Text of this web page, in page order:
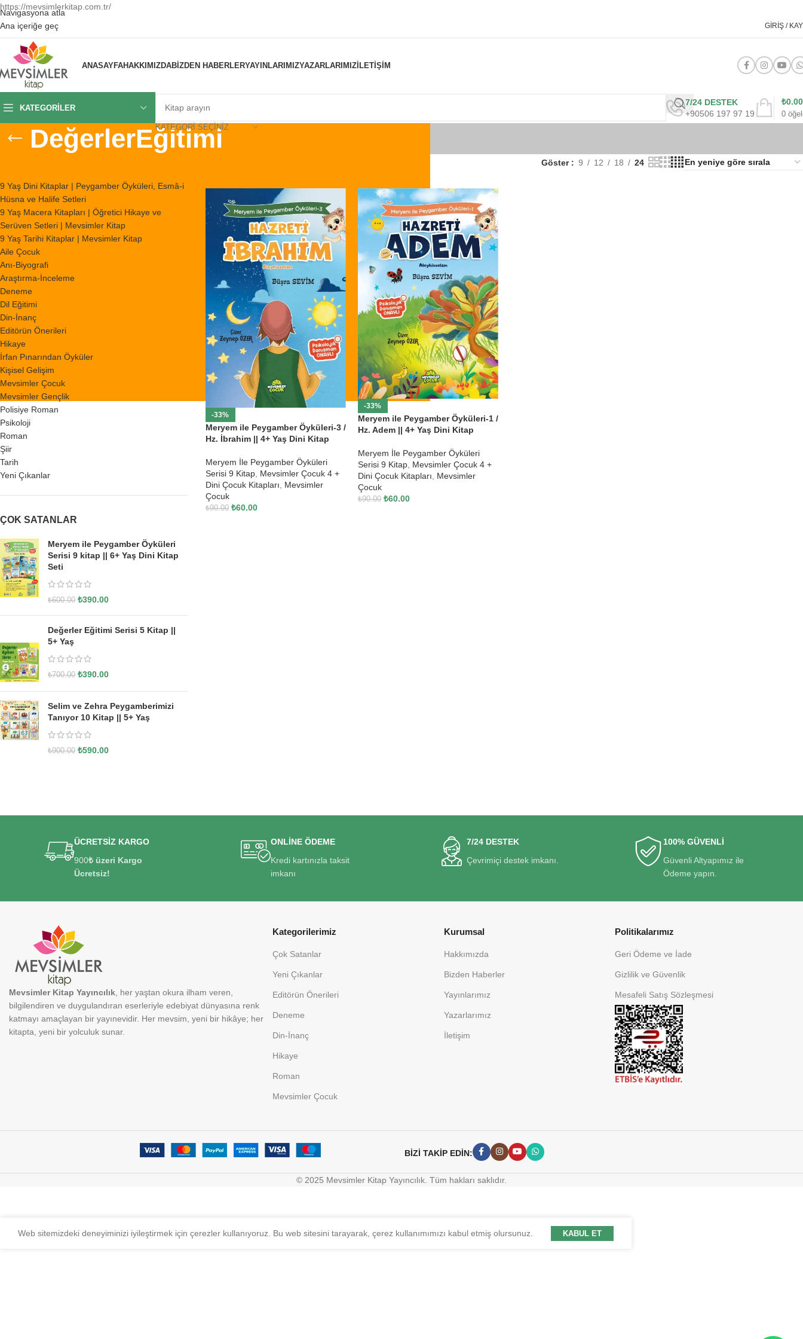
https://mevsimlerkitap.com.tr/
Navigasyona atla
Ana içeriğe geç
GIRIŞ /
ANASAYFAHAKKIMIZDABIZDEN HABERLERYAYINLARIMIZYAZARLARIMIZİLETIŞIM
KATEGORILER
KATEGORI SEÇINIZ
7/24 DESTEK
+90506 197 97 19
0
₺0.00
DeğerlerEğitimi
9 Yaş Dini Kitaplar | Peygamber Öyküleri, Esmâ-i
Hüsna ve Halife Setleri
9 Yaş Macera Kitapları | Öğretici Hikaye ve
Serüven Setleri | Mevsimler Kitap
9 Yaş Tarihi Kitaplar | Mevsimler Kitap
Aile Çocuk
Anı-Biyografi
Araştırma-İnceleme
Deneme
Dil Eğitimi
Din-İnanç
Editörün Önerileri
Hikaye
İrfan Pınarından Öyküler
Kişisel Gelişim
Mevsimler Çocuk
Mevsimler Gençlik
Polisiye Roman
Psikoloji
Roman
Şiir
Tarih
Yeni Çıkanlar
ÇOK SATANLAR
Meryem ile Peygamber Öyküleri
Serisi 9 kitap || 6+ Yaş Dini Kitap
Seti
₺600.00 ₺390.00
Değerler Eğitimi Serisi 5 Kitap ||
5+ Yaş
₺700.00 ₺390.00
Selim ve Zehra Peygamberimizi
Tanıyor 10 Kitap || 5+ Yaş
₺900.00 ₺590.00
Göster 9 12 18 24
-33%
Meryem ile Peygamber Öyküleri-3 /
Hz. İbrahim || 4+ Yaş Dini Kitap
Meryem İle Peygamber Öyküleri
Serisi 9 Kitap, Mevsimler Çocuk 4 +
Dini Çocuk Kitapları, Mevsimler
Çocuk
₺90.00 ₺60.00
-33%
Meryem ile Peygamber Öyküleri-1 /
Hz. Adem || 4+ Yaş Dini Kitap
Meryem İle Peygamber Öyküleri
Serisi 9 Kitap, Mevsimler Çocuk 4 +
Dini Çocuk Kitapları
Mevsimler
Çocuk
₺90.00 ₺60.00
ÜCRETSİZ KARGO
900₺ üzeri Kargo
Ücretsiz!
ONLİNE ÖDEME
Kredi kartınızla taksit
imkanı
7/24 DESTEK
Çevrimiçi destek imkanı.
100% GÜVENLİ
Güvenli Altyapımız ile
Ödeme yapın.
Kategorilerimiz
Çok Satanlar
Yeni Çıkanlar
Editörün Önerileri
Deneme
Din-İnanç
Hikaye
Roman
Mevsimler Çocuk
Kurumsal
Hakkımızda
Bizden Haberler
Yayınlarımız
Yazarlarımız
İletişim
Politikalarımız
Geri Ödeme ve İade
Gizlilik ve Güvenlik
Mesafeli Satış Sözleşmesi
Mevsimler Kitap Yayıncılık , her yaştan okura ilham veren,
bilgilendiren ve duygulandıran eserleriyle edebiyat dünyasına renk
katmayı amaçlayan bir yayınevidir. Her mevsim, yeni bir hikâye; her
kitapta, yeni bir yolculuk sunar.
BİZİ TAKİP EDİN:
© 2025 Mevsimler Kitap Yayıncılık. Tüm hakları saklıdır.
Web sitemizdeki deneyiminizi iyileştirmek için çerezler kullanıyoruz. Bu web sitesini tarayarak, çerez kullanımımızı kabul etmiş olursunuz. KABUL ET